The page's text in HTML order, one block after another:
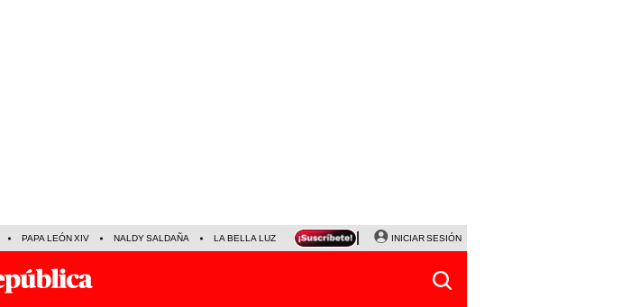
PAPA LEÓN XIV NALDY SALDAÑA LA BELLA LUZ MAGALY MEDINA SINUANO RESULTADOS HOY
INICIAR SESIÓN